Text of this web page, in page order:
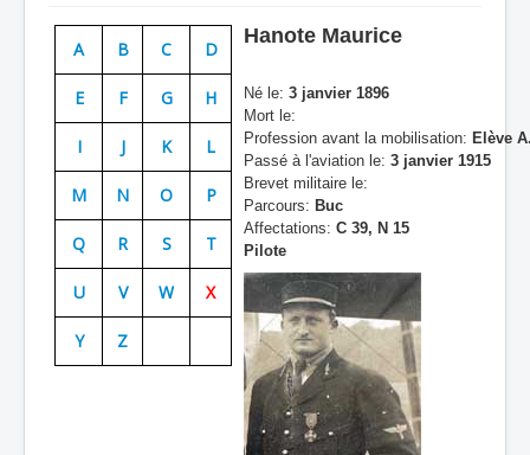
Organisation
Avions
Personnels
Formation
Doctrines
Les As
A B C D
E F G H
I J K L
M N O P
Q R S T
U V W X
Y Z
Hanote Maurice
Né le: 3 janvier 1896
Mort le:
Profession avant la mobilisation: Elève
Passé à l'aviation le: 3 janvier 1915
Brevet militaire le:
Parcours: Buc
Affectations: C 39, N 15
Pilote